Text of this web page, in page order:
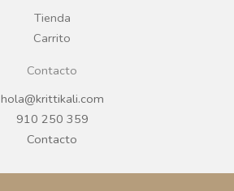
Tienda
Carrito
Contacto
hola@krittikali.com
910 250 359
Contacto